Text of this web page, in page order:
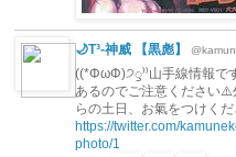
🌙T³-神威 【黒彪】
((*ΦωΦ)੭ꠥ⁾⁾山手線情報で
あるのでご注意ください
らの土日、お氣をつけくだ
https://twitter.com/
photo/1